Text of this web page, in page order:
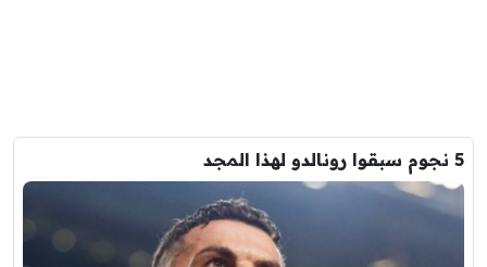
5 نجوم سبقوا رونالدو لهذا المجد